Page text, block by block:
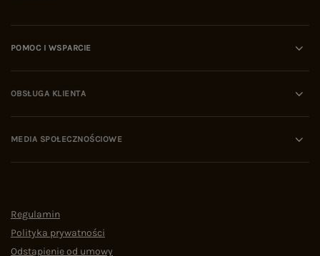
POMOC I WSPARCIE
OBSŁUGA KLIENTA
MEDIA SPOŁECZNOŚCIOWE
Regulamin
Polityka prywatności
Odstąpienie od umowy